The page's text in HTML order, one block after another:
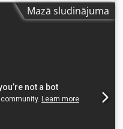
Mazā sludinājuma